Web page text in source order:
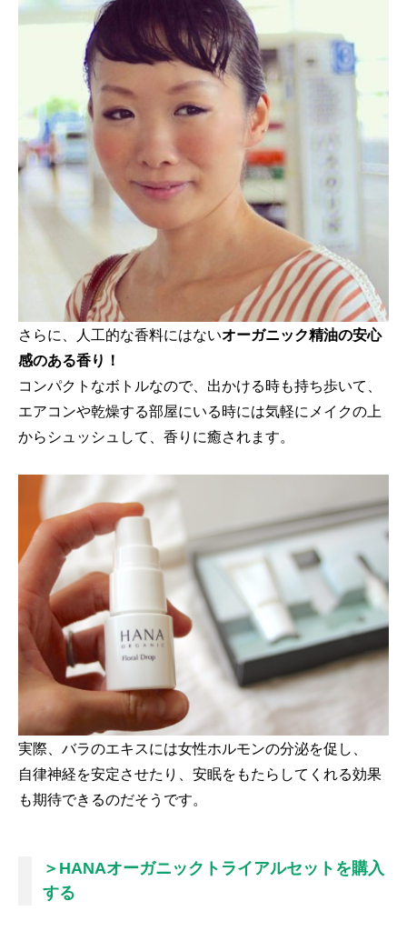
さらに、人工的な香料にはないオーガニック精油の安心
感のある香り！
コンパクトなボトルなので、出かける時も持ち歩いて、
エアコンや乾燥する部屋にいる時には気軽にメイクの上
からシュッシュして、香りに癒されます。
実際、バラのエキスには女性ホルモンの分泌を促し、
自律神経を安定させたり、安眠をもたらしてくれる効果
も期待できるのだそうです。
＞HANAオーガニックトライアルセットを購入
する